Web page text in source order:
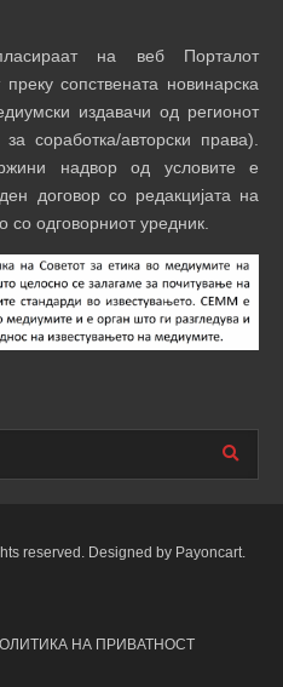
на веб Порталот
сопствената новинарска
издавачи од регионот
соработка/авторски права).
надвор од условите е
договор со редакцијата на
со одговорниот уредник.
reserved. Designed by Payoncart.
НА ПРИВАТНОСТ